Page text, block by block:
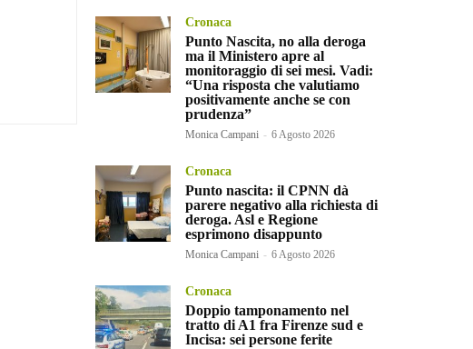
Cronaca
Punto Nascita, no alla deroga
ma il Ministero apre al
monitoraggio di sei mesi. Vadi:
“Una risposta che valutiamo
positivamente anche se con
prudenza”
Monica Campani - 6 Agosto 2026
Cronaca
Punto nascita: il CPNN dà
parere negativo alla richiesta di
deroga. Asl e Regione
esprimono disappunto
Monica Campani - 6 Agosto 2026
Cronaca
Doppio tamponamento nel
tratto di A1 fra Firenze sud e
Incisa: sei persone ferite